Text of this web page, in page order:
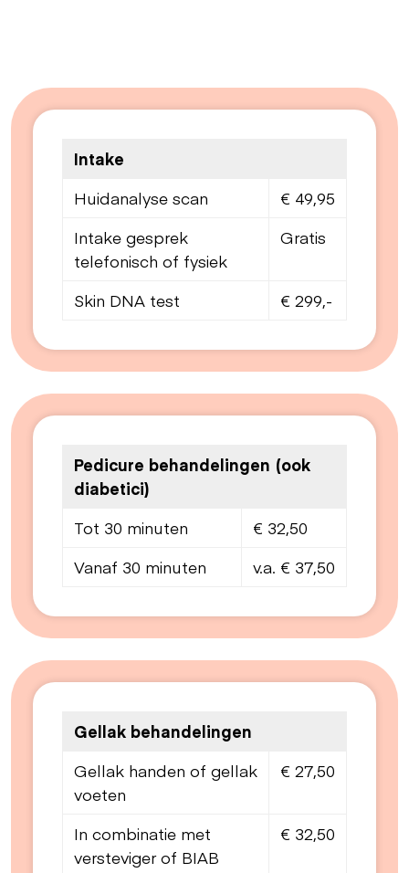
Intake
Huidanalyse scan
€ 49,95
Intake gesprek
telefonisch of fysiek
Gratis
Skin DNA test € 299,-
Pedicure behandelingen (ook
diabetici)
Tot 30 minuten
€ 32,50
Vanaf 30 minuten
v.a. € 37,50
Gellak behandelingen
Gellak handen of gellak
voeten
€ 27,50
In combinatie met
versteviger of BIAB
€ 32,50